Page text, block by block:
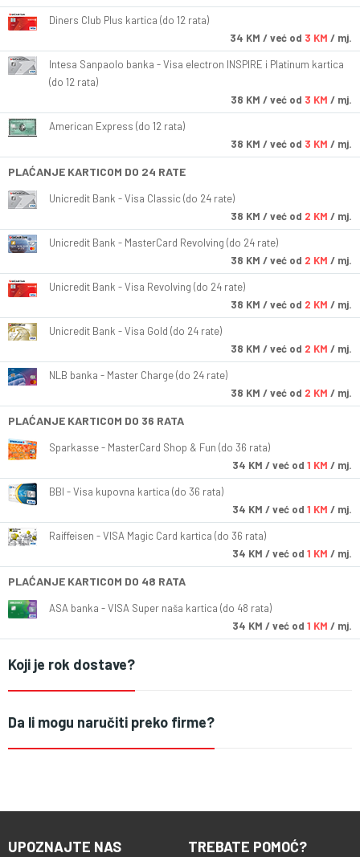
Diners Club Plus kartica (do 12 rata)
34 KM / već od 3 KM / mj.
Intesa Sanpaolo banka - Visa electron INSPIRE i Platinum kartica
(do 12 rata)
38 KM / već od 3 KM / mj.
American Express (do 12 rata)
38 KM / već od 3 KM / mj.
PLAĆANJE KARTICOM DO 24 RATE
Unicredit Bank - Visa Classic (do 24 rate)
38 KM / već od 2 KM / mj.
Unicredit Bank - MasterCard Revolving (do 24 rate)
38 KM / već od 2 KM / mj.
Unicredit Bank - Visa Revolving (do 24 rate)
38 KM / već od 2 KM / mj.
Unicredit Bank - Visa Gold (do 24 rate)
38 KM / već od 2 KM / mj.
NLB banka - Master Charge (do 24 rate)
38 KM / već od 2 KM / mj.
PLAĆANJE KARTICOM DO 36 RATA
Sparkasse - MasterCard Shop & Fun (do 36 rata)
34 KM / već od 1 KM / mj.
BBI - Visa kupovna kartica (do 36 rata)
34 KM / već od 1 KM / mj.
Raiffeisen - VISA Magic Card kartica (do 36 rata)
34 KM / već od 1 KM / mj.
PLAĆANJE KARTICOM DO 48 RATA
ASA banka - VISA Super naša kartica (do 48 rata)
34 KM / već od 1 KM / mj.
Koji je rok dostave?
Da li mogu naručiti preko firme?
UPOZNAJTE NAS TREBATE POMOĆ?